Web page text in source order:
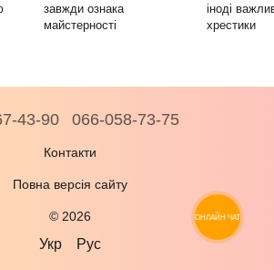
завжди ознака
майстерності
іноді
хрестики
43-90 066-058-73-75
Контакти
Повна версія сайту
© 2026
Укр Рус
ОНЛАЙН ЧАТ